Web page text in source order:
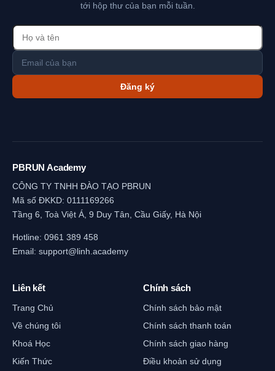
tới hộp thư của bạn mỗi tuần.
Đăng ký
PBRUN Academy
CÔNG TY TNHH ĐÀO TẠO PBRUN
Mã số ĐKKD: 0111169266
Tầng 6, Toà Việt Á, 9 Duy Tân, Cầu Giấy, Hà Nội
Hotline: 0961 389 458
Email: support@linh.academy
Liên kết
Trang Chủ
Về chúng tôi
Khoá Học
Kiến Thức
Chính sách
Chính sách bảo mật
Chính sách thanh toán
Chính sách giao hàng
Điều khoản sử dụng